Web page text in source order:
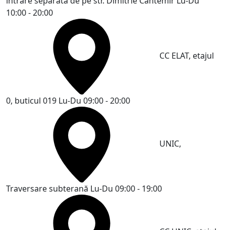
10:00 - 20:00
CC ELAT, etajul
0, buticul 019 Lu-Du 09:00 - 20:00
UNIC,
Traversare subterană Lu-Du 09:00 - 19:00